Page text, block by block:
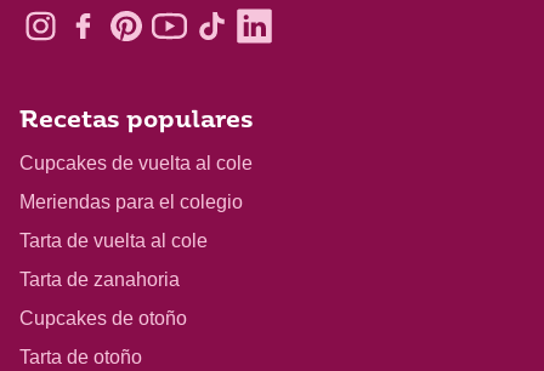
Recetas populares
Cupcakes de vuelta al cole
Meriendas para el colegio
Tarta de vuelta al cole
Tarta de zanahoria
Cupcakes de otoño
Tarta de otoño